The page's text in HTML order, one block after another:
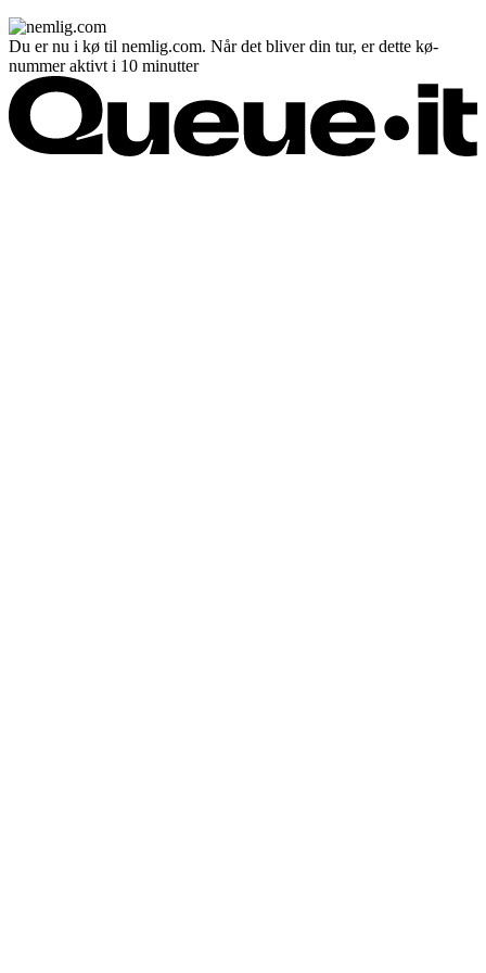
Du er nu i kø til nemlig.com. Når det bliver din tur, er dette kø-
nummer aktivt i 10 minutter